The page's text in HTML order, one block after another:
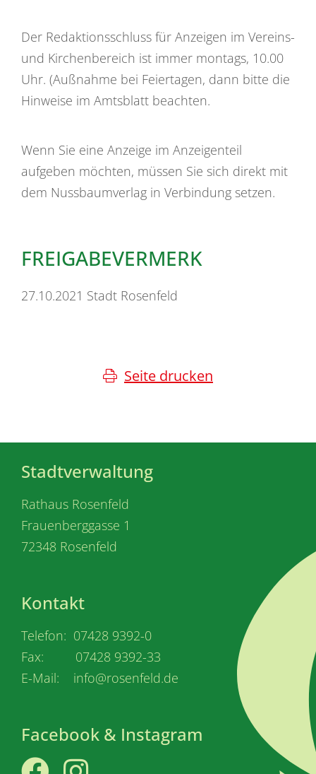
Der Redaktionsschluss für Anzeigen im Vereins-
und Kirchenbereich ist immer montags, 10.00
Uhr. (Außnahme bei Feiertagen, dann bitte die
Hinweise im Amtsblatt beachten.
Wenn Sie eine Anzeige im Anzeigenteil
aufgeben möchten, müssen Sie sich direkt mit
dem Nussbaumverlag in Verbindung setzen.
FREIGABEVERMERK
27.10.2021 Stadt Rosenfeld
Seite drucken
Stadtverwaltung
Rathaus Rosenfeld
Frauenberggasse 1
72348 Rosenfeld
Kontakt
Telefon: 07428 9392-0
Fax: 07428 9392-33
E-Mail: info@rosenfeld.de
Facebook & Instagram